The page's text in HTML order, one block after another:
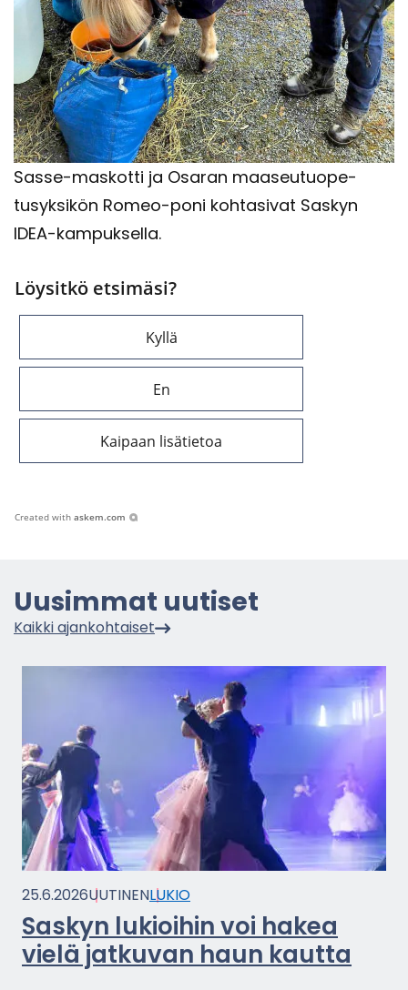
Sasse-​maskotti ja Osa­ran maa­seu­tuo­pe­
tusyk­si­kön Romeo-​poni koh­ta­si­vat Sas­kyn
IDEA-​kampuksella.
Löysitkö etsimäsi?
Kyllä
En
Kaipaan lisätietoa
Created with askem.com
Uusim­mat uu­ti­set
Kaik­ki ajan­koh­tai­set
25.6.2026UU­TI­NENLUKIO
Sas­kyn lu­kioi­hin voi hakea
vielä jat­ku­van haun kaut­ta